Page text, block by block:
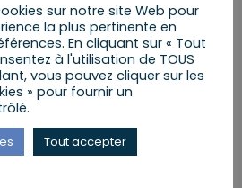
sur notre site Web pour
la plus pertinente en
En cliquant sur « Tout
à l'utilisation de TOUS
vous pouvez cliquer sur les
» pour fournir un
Tout accepter